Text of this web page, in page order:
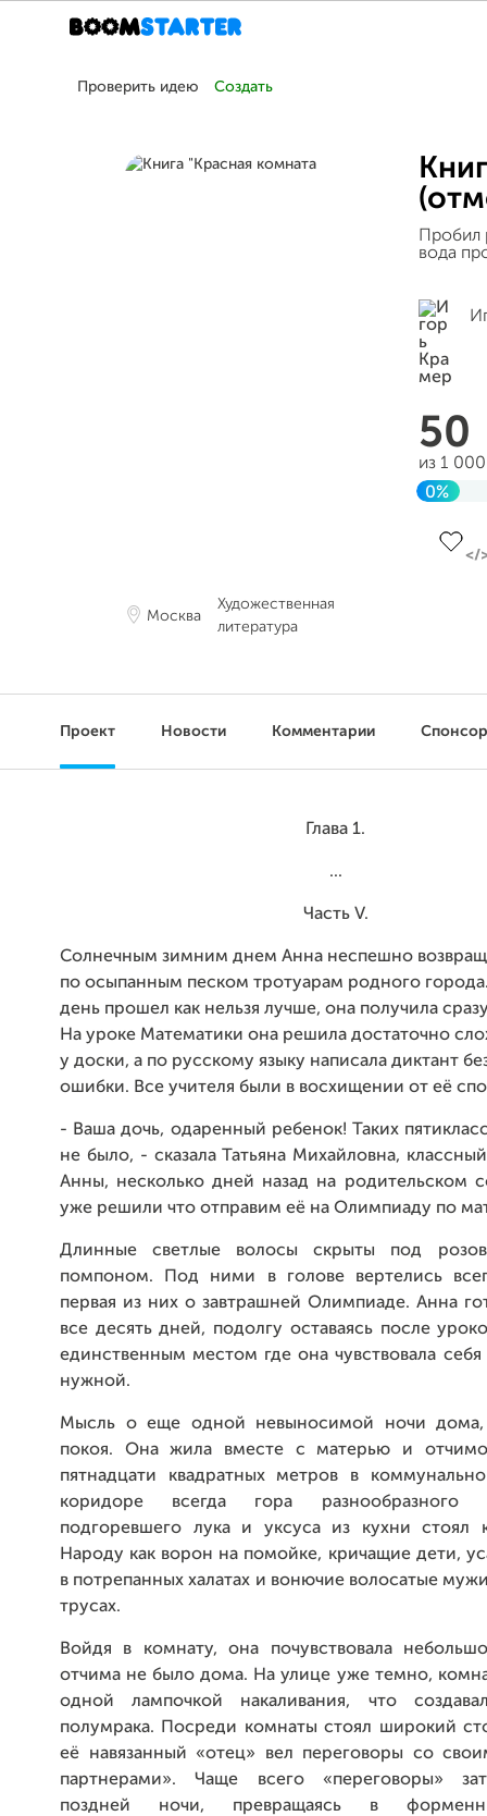
Проверить идею Создать
Москва
Художественная
литература
Пробил
вода
50
из 1
0%
Проект Новости Комментарии
Глава 1.
...
Часть V.
Солнечным зимним днем Анна неспешно
по осыпанным песком тротуарам родного
день прошел как нельзя лучше, она получила
На уроке Математики она решила достаточно
у доски, а по русскому языку написала диктант
ошибки. Все учителя были в восхищении от её
- Ваша дочь, одаренный ребенок! Таких
не было, - сказала Татьяна Михайловна,
Анны, несколько дней назад на родительском
уже решили что отправим её на Олимпиаду по
Длинные светлые волосы скрыты под
помпоном. Под ними в голове вертелись
первая из них о завтрашней Олимпиаде. Анна
все десять дней, подолгу оставаясь после
единственным местом где она чувствовала себя
нужной.
Мысль о еще одной невыносимой ночи дома,
покоя. Она жила вместе с матерью и
пятнадцати квадратных метров в
коридоре всегда гора разнообразного
подгоревшего лука и уксуса из кухни стоял
Народу как ворон на помойке, кричащие дети,
в потрепанных халатах и вонючие волосатые
трусах.
Войдя в комнату, она почувствовала
отчима не было дома. На улице уже темно,
одной лампочкой накаливания, что
полумрака. Посреди комнаты стоял широкий
её навязанный «отец» вел переговоры со
партнерами». Чаще всего «переговоры»
поздней ночи, превращаясь в